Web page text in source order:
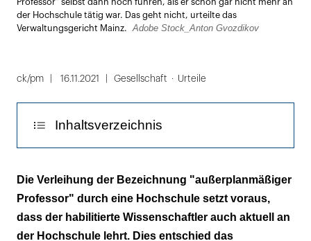
Professor" selbst dann noch führen, als er schon gar nicht mehr an
der Hochschule tätig war. Das geht nicht, urteilte das
Verwaltungsgericht Mainz.
Adobe Stock_Anton Gvozdikov
ck/pm 16.11.2021 Gesellschaft Urteile
Inhaltsverzeichnis
Ehrentitel zeigt Verbundenheit mit der
Hochschule
Die Verleihung der Bezeichnung "außerplanmäßiger
Professor" durch eine Hochschule setzt voraus,
dass der habilitierte Wissenschaftler auch aktuell an
der Hochschule lehrt. Dies entschied das